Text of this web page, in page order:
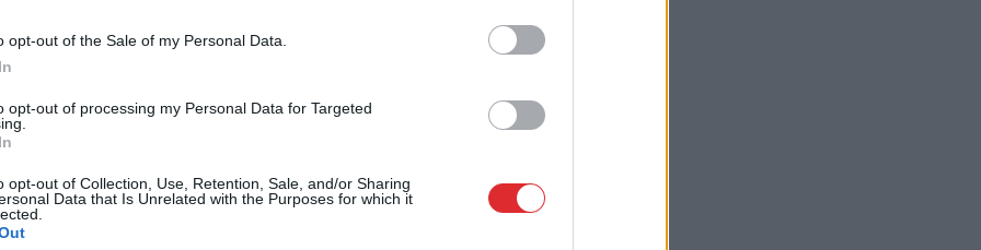
opt-out of the Sale of my Personal Data.
opt-out of processing my Personal Data for Targeted
opt-out of Collection, Use, Retention, Sale, and/or Sharing
Data that Is Unrelated with the Purposes for which it
gan tas mazinās, bet daudzi skatās vai runā
kad iedegusies sarkanā gaisma un ir
vai trešajā mašīnā kāds
avārijas,” minēja piemēru Semjonovs,
to vien varēs darīt, kā uzreiz iekasēt soda
maksājumu karti.
klubs” raidījumā uzsvēra, ka, viņaprāt, nevajag